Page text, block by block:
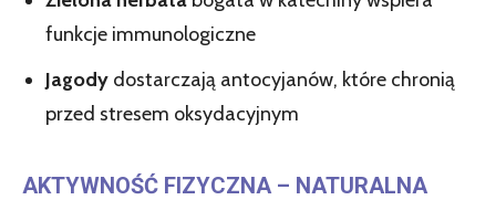
funkcje immunologiczne
Jagody dostarczają antocyjanów, które chronią
przed stresem oksydacyjnym
AKTYWNOŚĆ FIZYCZNA – NATURALNA